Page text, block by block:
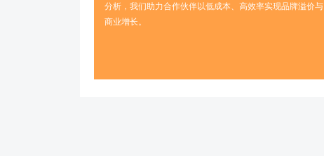
分析，我们助力合作伙伴以‌低成本、高效率‌实现品牌溢价与
商业增长。